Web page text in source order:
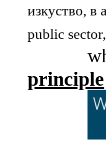
изкуство, в
public
principle